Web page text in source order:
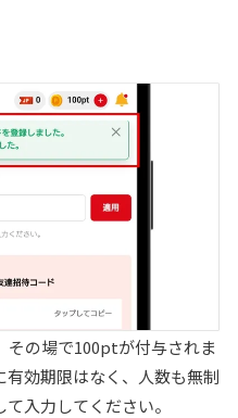
その場で100ptが付与されま
効期限はなく、人数も無制
入力してください。